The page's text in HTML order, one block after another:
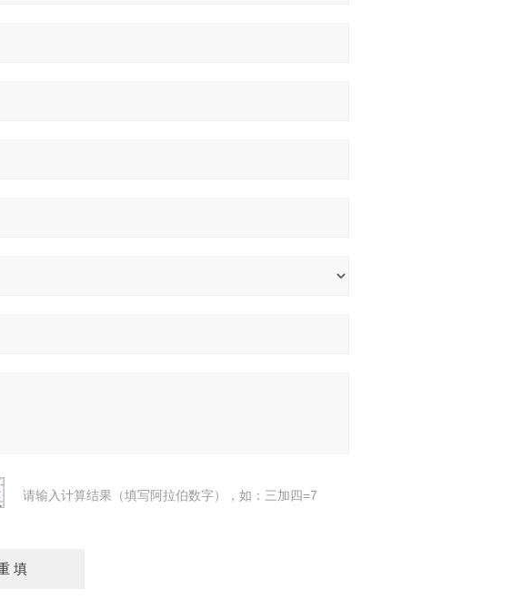
请输入计算结果（填写阿拉伯数字），如：三加四=7